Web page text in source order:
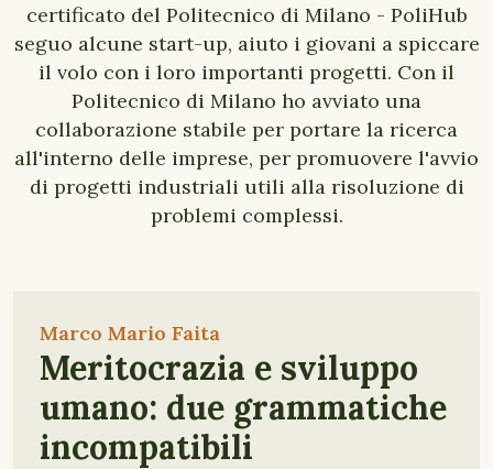
certificato del Politecnico di Milano - PoliHub
seguo alcune start-up, aiuto i giovani a spiccare
il volo con i loro importanti progetti. Con il
Politecnico di Milano ho avviato una
collaborazione stabile per portare la ricerca
all'interno delle imprese, per promuovere l'avvio
di progetti industriali utili alla risoluzione di
problemi complessi.
Marco Mario Faita
Meritocrazia e sviluppo
umano: due grammatiche
incompatibili